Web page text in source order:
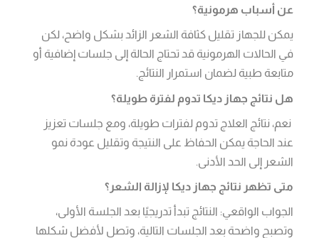
عن أسباب هرمونية؟
يمكن للجهاز تقليل كثافة الشعر الزائد بشكل واضح، لكن
في الحالات الهرمونية قد تحتاج الحالة إلى جلسات إضافية أو
متابعة طبية لضمان استمرار النتائج.
هل نتائج جهاز ديكا تدوم لفترة طويلة؟
نعم، نتائج العلاج تدوم لفترات طويلة، ومع جلسات تعزيز
عند الحاجة يمكن الحفاظ على النتيجة وتقليل عودة نمو
الشعر إلى الحد الأدنى.
متى تظهر نتائج جهاز ديكا لإزالة الشعر؟
الجواب الواقعي: النتائج تبدأ تدريجيًا بعد الجلسة الأولى،
وتصبح واضحة بعد الجلسات التالية، وتصل لأفضل شكلها